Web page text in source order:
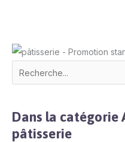
Dans la catégorie
pâtisserie